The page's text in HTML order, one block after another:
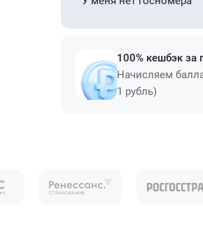
100% кешбэк за
Начисляем
1 рубль)